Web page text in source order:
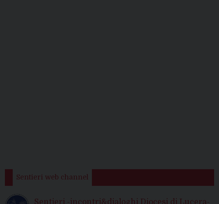
Sentieri web channel
Sentieri -incontri&dialoghi Diocesi di Lucera-